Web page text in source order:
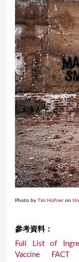
Photo by Tim Hüfner on
參考資料：
Full List of
Vaccine FACT